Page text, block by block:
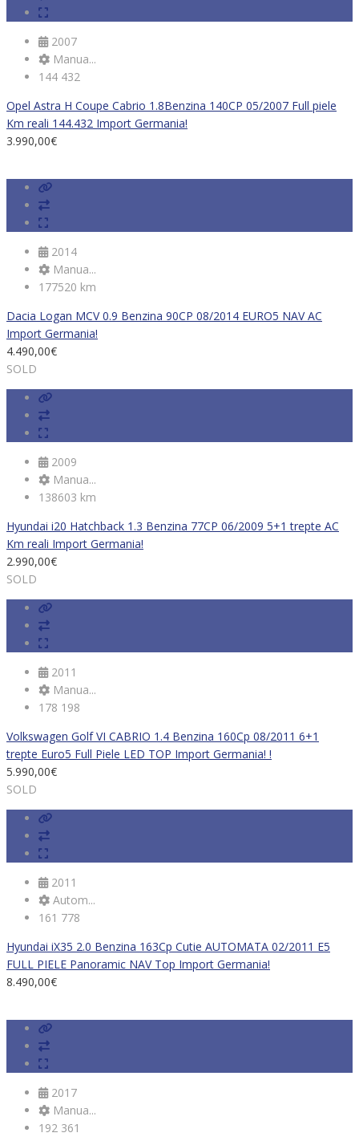
2007
Manua...
144 432
Opel Astra H Coupe Cabrio 1.8Benzina 140CP 05/2007 Full piele
Km reali 144.432 Import Germania!
3.990,00€
2014
Manua...
177520 km
Dacia Logan MCV 0.9 Benzina 90CP 08/2014 EURO5 NAV AC
Import Germania!
4.490,00€
SOLD
2009
Manua...
138603 km
Hyundai i20 Hatchback 1.3 Benzina 77CP 06/2009 5+1 trepte AC
Km reali Import Germania!
2.990,00€
SOLD
2011
Manua...
178 198
Volkswagen Golf VI CABRIO 1.4 Benzina 160Cp 08/2011 6+1
trepte Euro5 Full Piele LED TOP Import Germania! !
5.990,00€
SOLD
2011
Autom...
161 778
Hyundai iX35 2.0 Benzina 163Cp Cutie AUTOMATA 02/2011 E5
FULL PIELE Panoramic NAV Top Import Germania!
8.490,00€
2017
Manua...
192 361